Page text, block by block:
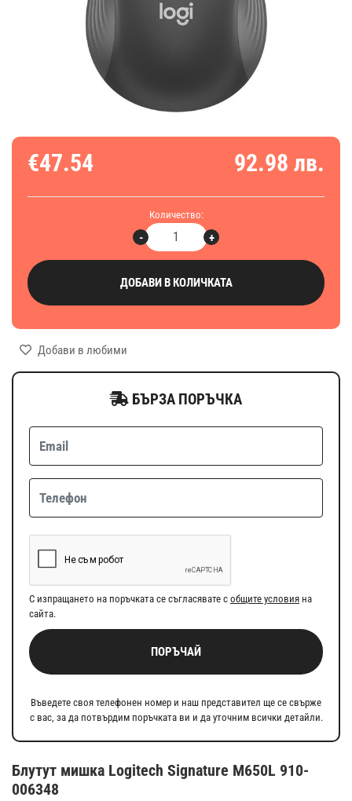
Блутут мишка Logitech Signature M650L 910-
006348
€47.54 92.98 лв.
Количество:
+
-
ДОБАВИ В КОЛИЧКАТА
Добави в любими
БЪРЗА ПОРЪЧКА
С изпращането на поръчката се съгласявате с общите условия на
сайта.
ПОРЪЧАЙ
Въведете своя телефонен номер и наш представител ще се свърже
с вас, за да потвърдим поръчката ви и да уточним всички детайли.